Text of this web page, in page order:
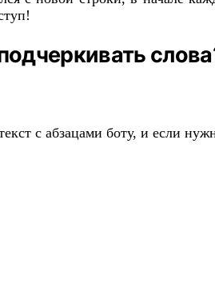
с абзацами боту, и если